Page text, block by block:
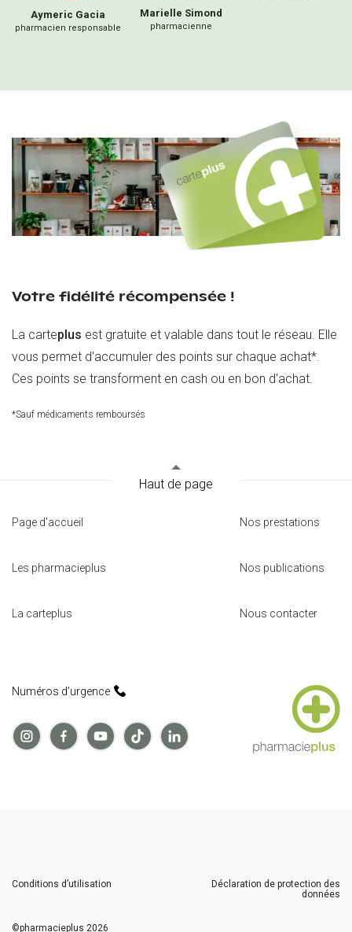
Aymeric Gacia
pharmacien responsable
Marielle Simond
pharmacienne
Votre fidélité récompensée !
La carteplus est gratuite et valable dans tout le réseau. Elle
vous permet d'accumuler des points sur chaque achat*.
Ces points se transforment en cash ou en bon d'achat.
*Sauf médicaments remboursés
Haut de page
Page d'accueil
Les pharmacieplus
La carteplus
Nos prestations
Nos publications
Nous contacter
Numéros d’urgence
©pharmacieplus 2026
Conditions d’utilisation
Déclaration de protection des
données